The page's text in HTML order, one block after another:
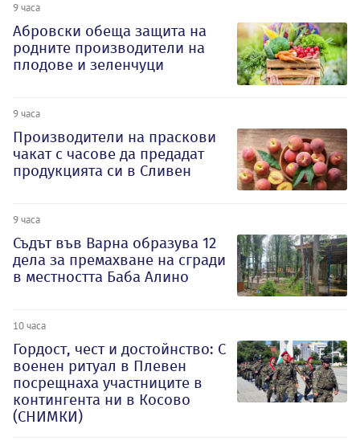
9 часа
Абровски обеща защита на
родните производители на
плодове и зеленчуци
9 часа
Производители на праскови
чакат с часове да предадат
продукцията си в Сливен
9 часа
Съдът във Варна образува 12
дела за премахване на сгради
в местността Баба Алино
10 часа
Гордост, чест и достойнство: С
военен ритуал в Плевен
посрещнаха участниците в
контингента ни в Косово
(СНИМКИ)